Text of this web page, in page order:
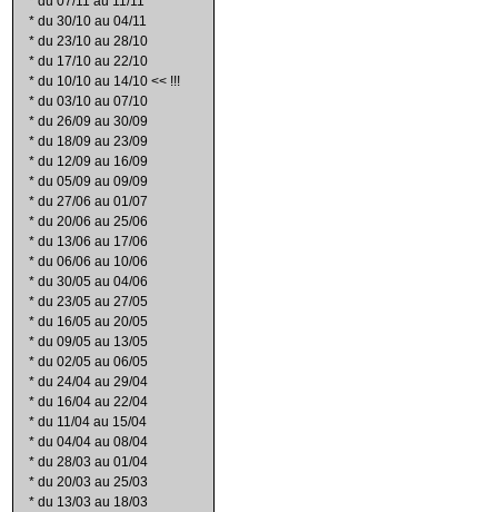
* du 30/10 au 04/11
* du 23/10 au 28/10
* du 17/10 au 22/10
* du 10/10 au 14/10 << !!!
* du 03/10 au 07/10
* du 26/09 au 30/09
* du 18/09 au 23/09
* du 12/09 au 16/09
* du 05/09 au 09/09
* du 27/06 au 01/07
* du 20/06 au 25/06
* du 13/06 au 17/06
* du 06/06 au 10/06
* du 30/05 au 04/06
* du 23/05 au 27/05
* du 16/05 au 20/05
* du 09/05 au 13/05
* du 02/05 au 06/05
* du 24/04 au 29/04
* du 16/04 au 22/04
* du 11/04 au 15/04
* du 04/04 au 08/04
* du 28/03 au 01/04
* du 20/03 au 25/03
* du 13/03 au 18/03